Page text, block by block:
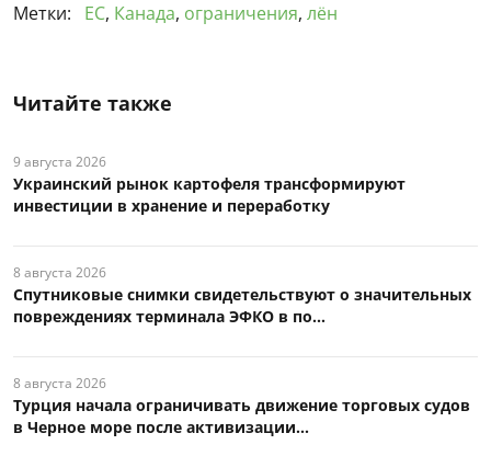
Метки:
ЕС, Канада, ограничения, лён
Читайте также
9 августа 2026
Украинский рынок картофеля трансформируют
инвестиции в хранение и переработку
8 августа 2026
Спутниковые снимки свидетельствуют о значительных
повреждениях терминала ЭФКО в по...
8 августа 2026
Турция начала ограничивать движение торговых судов
в Черное море после активизации...